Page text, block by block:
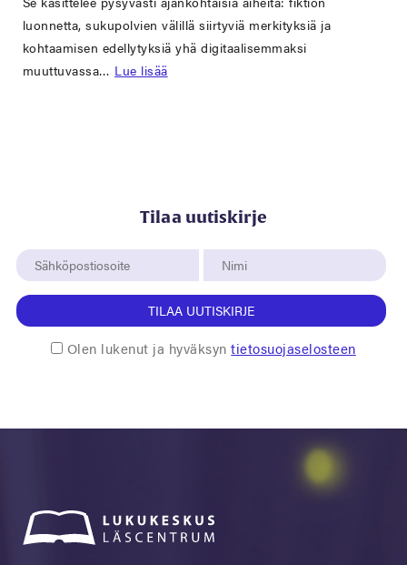
luonnetta, sukupolvien välillä siirtyviä merkityksiä ja
kohtaamisen edellytyksiä yhä digitaalisemmaksi
muuttuvassa… Lue lisää
Tilaa uutiskirje
TILAA UUTISKIRJE
Olen lukenut ja hyväksyntietosuojaselosteen